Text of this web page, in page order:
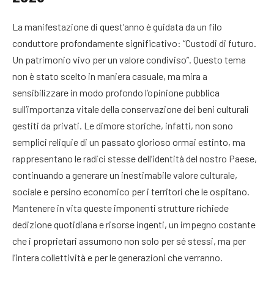
La manifestazione di quest’anno è guidata da un filo
conduttore profondamente significativo: “Custodi di futuro.
Un patrimonio vivo per un valore condiviso” . Questo tema
non è stato scelto in maniera casuale, ma mira a
sensibilizzare in modo profondo l’opinione pubblica
sull’importanza vitale della conservazione dei beni culturali
gestiti da privati . Le dimore storiche, infatti, non sono
semplici reliquie di un passato glorioso ormai estinto, ma
rappresentano le radici stesse dell’identità del nostro Paese,
continuando a generare un inestimabile valore culturale,
sociale e persino economico per i territori che le ospitano
Mantenere in vita queste imponenti strutture richiede
dedizione quotidiana e risorse ingenti, un impegno costante
che i proprietari assumono non solo per sé stessi, ma per
l’intera collettività e per le generazioni che verranno